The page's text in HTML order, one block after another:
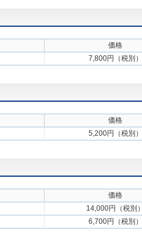
価格
7,800円（税別）
価格
5,200円（税別）
価格
14,000円（税別）
6,700円（税別）